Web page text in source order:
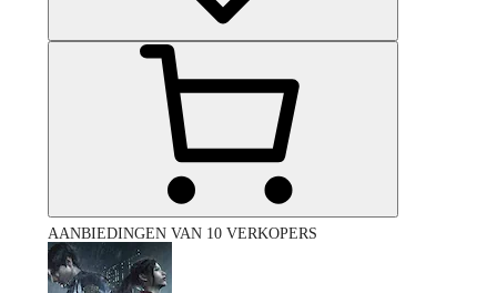
AANBIEDINGEN VAN 10 VERKOPERS